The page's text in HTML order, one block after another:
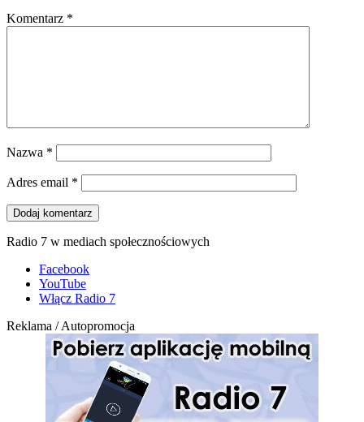
Komentarz *
Nazwa *
Adres email *
Radio 7 w mediach społecznościowych
Facebook
YouTube
Włącz Radio 7
Reklama / Autopromocja